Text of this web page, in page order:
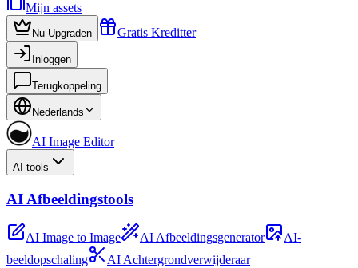
Mijn assets
Nu Upgraden Gratis Kreditter
Inloggen
Terugkoppeling
Nederlands
AI Image Editor
AI-tools
AI Afbeeldingstools
AI Image to Image AI Afbeeldingsgenerator
AI-
beeldopschaling
AI Achtergrondverwijderaar